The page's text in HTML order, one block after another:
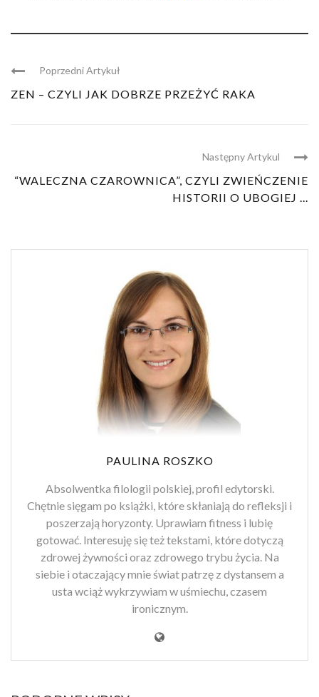
Poprzedni Artykuł
ZEN – CZYLI JAK DOBRZE PRZEŻYĆ RAKA
Następny Artykul
“WALECZNA CZAROWNICA”, CZYLI ZWIEŃCZENIE
HISTORII O UBOGIEJ ...
PAULINA ROSZKO
Absolwentka filologii polskiej, profil edytorski.
Chętnie sięgam po książki, które skłaniają do refleksji i
poszerzają horyzonty. Uprawiam fitness i lubię
gotować. Interesuję się też tekstami, które dotyczą
zdrowej żywności oraz zdrowego trybu życia. Na
siebie i otaczający mnie świat patrzę z dystansem a
usta wciąż wykrzywiam w uśmiechu, czasem
ironicznym.